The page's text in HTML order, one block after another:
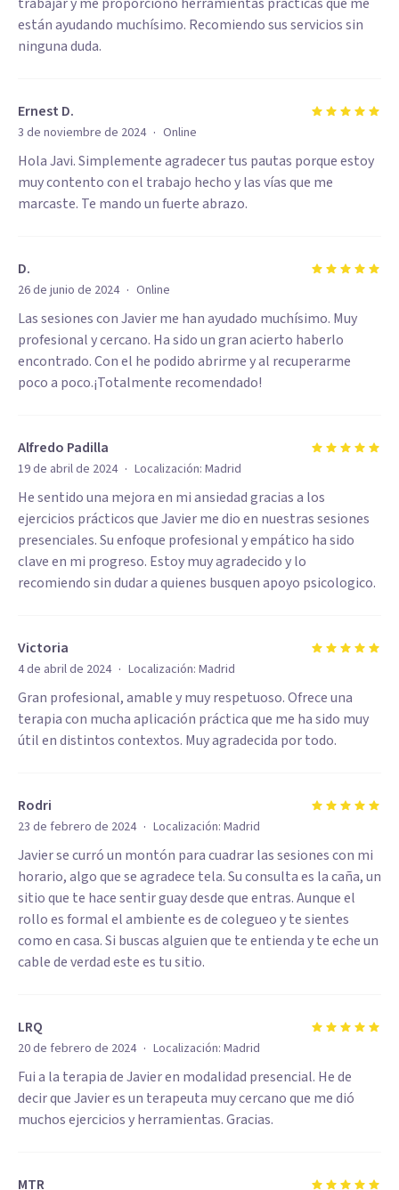
están ayudando muchísimo. Recomiendo sus servicios sin
ninguna duda.
Ernest D.
3 de noviembre de 2024 · Online
Hola Javi. Simplemente agradecer tus pautas porque estoy
muy contento con el trabajo hecho y las vías que me
marcaste. Te mando un fuerte abrazo.
D.
26 de junio de 2024 · Online
Las sesiones con Javier me han ayudado muchísimo. Muy
profesional y cercano. Ha sido un gran acierto haberlo
encontrado. Con el he podido abrirme y al recuperarme
poco a poco.¡Totalmente recomendado!
Alfredo Padilla
19 de abril de 2024 · Localización: Madrid
He sentido una mejora en mi ansiedad gracias a los
ejercicios prácticos que Javier me dio en nuestras sesiones
presenciales. Su enfoque profesional y empático ha sido
clave en mi progreso. Estoy muy agradecido y lo
recomiendo sin dudar a quienes busquen apoyo psicologico.
Victoria
4 de abril de 2024 · Localización: Madrid
Gran profesional, amable y muy respetuoso. Ofrece una
terapia con mucha aplicación práctica que me ha sido muy
útil en distintos contextos. Muy agradecida por todo.
Rodri
23 de febrero de 2024 · Localización: Madrid
Javier se curró un montón para cuadrar las sesiones con mi
horario, algo que se agradece tela. Su consulta es la caña, un
sitio que te hace sentir guay desde que entras. Aunque el
rollo es formal el ambiente es de colegueo y te sientes
como en casa. Si buscas alguien que te entienda y te eche un
cable de verdad este es tu sitio.
LRQ
20 de febrero de 2024 · Localización: Madrid
Fui a la terapia de Javier en modalidad presencial. He de
decir que Javier es un terapeuta muy cercano que me dió
muchos ejercicios y herramientas. Gracias.
MTR